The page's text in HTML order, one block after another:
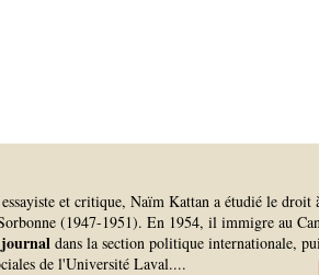
et critique, Naïm Kattan a étudié le droit
(1947-1951). En 1954, il immigre au
dans la section politique internationale,
de l'Université Laval....